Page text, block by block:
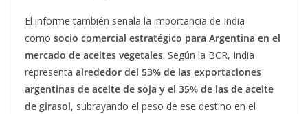
El informe también señala la importancia de India
como socio comercial estratégico para Argentina en el
mercado de aceites vegetales. Según la BCR, India
representa alrededor del 53% de las exportaciones
argentinas de aceite de soja y el 35% de las de aceite
de girasol, subrayando el peso de ese destino en el